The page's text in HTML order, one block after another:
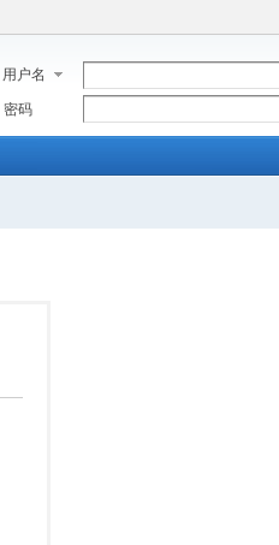
用户名
密码